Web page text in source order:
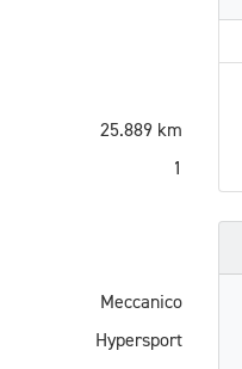
25.889 km
1
Meccanico
Hypersport